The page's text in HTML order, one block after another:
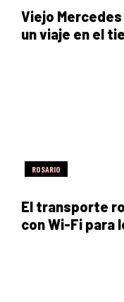
Viejo Mercedes
un viaje en el
ROSARIO
El transporte
con Wi-Fi para